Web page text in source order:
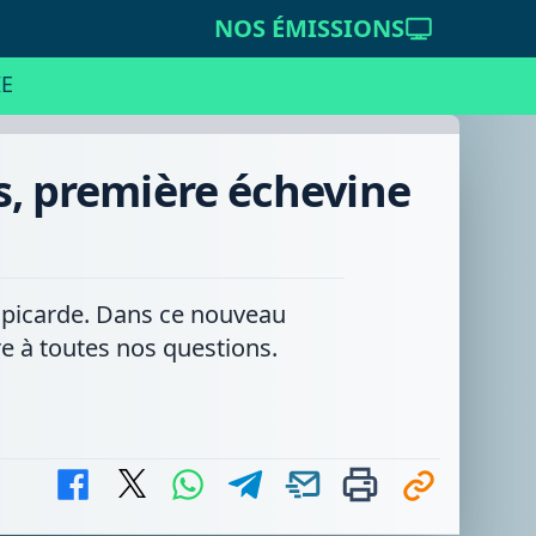
NOS ÉMISSIONS
première échevine
Dans ce nouveau
à toutes nos questions.